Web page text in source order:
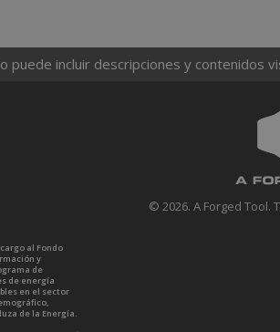
puede incluir descripciones y contenidos
© 2026. A Forged
al Fondo
y
de
de energía
en el sector
de la Energía.